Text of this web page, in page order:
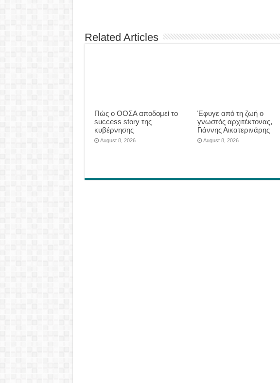
Related Articles
Πώς ο ΟΟΣΑ αποδομεί το
success story της
κυβέρνησης
August 8, 2026
Έφυγε από τη ζωή ο
γνωστός αρχιτέκτονας,
Γιάννης Αικατερινάρης
August 8, 2026